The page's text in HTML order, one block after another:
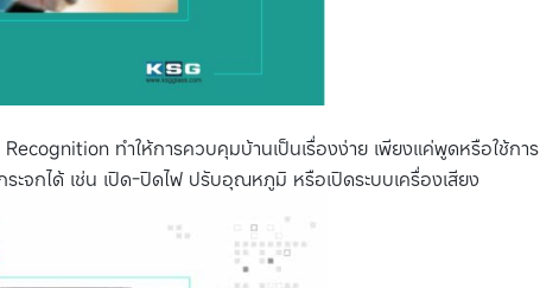
ทำให้การควบคุมบ้านเป็นเรื่องง่าย เพียงแค่พูดหรือใช้การ
จกได้ เช่น เปิด-ปิดไฟ ปรับอุณหภูมิ หรือเปิดระบบเครื่องเสียง